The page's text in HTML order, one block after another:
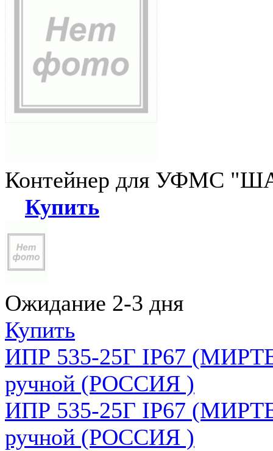
Контейнер для УФМС
Купить
Ожидание 2-3 дня
Купить
ИПР 535-25Г IP67
ручной (РОССИЯ )
ИПР 535-25Г IP67
ручной (РОССИЯ )